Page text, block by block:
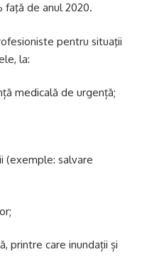
faţă de anul 2020.
pentru situaţii
la:
medicală de urgență;
(exemple: salvare
printre care inundații și